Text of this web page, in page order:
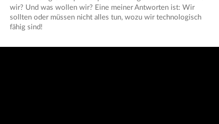
wir? Und was wollen wir? Eine meiner Antworten ist: Wir
sollten oder müssen nicht alles tun, wozu wir technologisch
fähig sind!